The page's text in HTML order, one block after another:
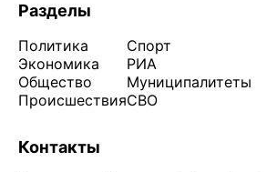
Разделы
Политика
Экономика
Общество
Происшествия
Спорт
РИА
Муниципалитеты
СВО
Контакты